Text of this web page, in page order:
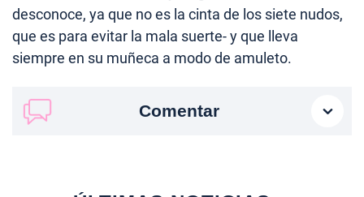
desconoce, ya que no es la cinta de los siete nudos,
que es para evitar la mala suerte- y que lleva
siempre en su muñeca a modo de amuleto.
Comentar